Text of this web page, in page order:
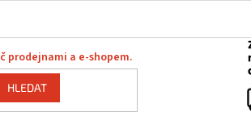
prodejnami a e-shopem.
HLEDAT